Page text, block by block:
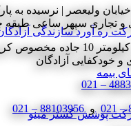
ره آورد سازندگی
بیمه
پوشش گستر مینو
خیابان ولیعصر | نرسیده به
و تجاری سپهر ساعی طبقه
تهران | کیلومتر 10 جاده
خودکفایی آزادگان
و 88103956 – 021